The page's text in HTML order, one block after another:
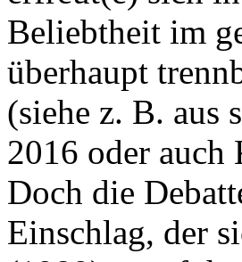
Beliebtheit im
überhaupt
(siehe z. B. aus
2016 oder auch
Doch die
Einschlag, der